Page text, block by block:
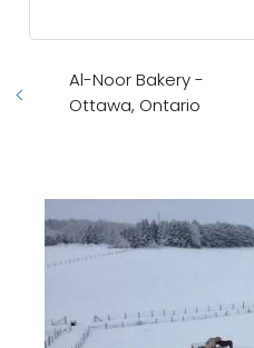
Al-Noor Bakery -
Ottawa, Ontario